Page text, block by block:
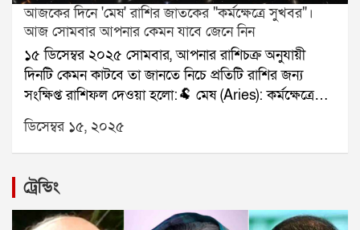
আজকের দিনে 'মেষ' রাশির জাতকের "কর্মক্ষেত্রে সুখবর"।
আজ সোমবার আপনার কেমন যাবে জেনে নিন
১৫ ডিসেম্বর ২০২৫ সোমবার, আপনার রাশিচক্র অনুযায়ী
দিনটি কেমন কাটবে তা জানতে নিচে প্রতিটি রাশির জন্য
সংক্ষিপ্ত রাশিফল দেওয়া হলো:🐏 মেষ (Aries): কর্মক্ষেত্রে
সুখবর।🐂 বৃষ (Taurus): পরিবারের দায়িত্ব।👥 মিথুন
(Gemini): সৃজনশীল কাজে সাফল্য।🦀 কর্কট (Cancer):
ক্লান্তি বাড়বে।🦁 সিংহ (Leo): আর্থিক লাভ।🌾 কন্যা (Virgo):
প্রেমে স্বস্তি।⚖️ তুলা (Libra): ভ্রমণের প্রস্তুতি।🦂 বৃশ্চিক
(Scorpio): অর্থ ফেরত সম্ভাবনা।🏹 ধনু (Sagittarius): কাজ
সফল।🐐 মকর (Capricorn): ভুল বোঝাবুঝি দূর।🌊 কুম্ভ
ডিসেম্বর ১৫, ২০২৫
ট্রেন্ডিং